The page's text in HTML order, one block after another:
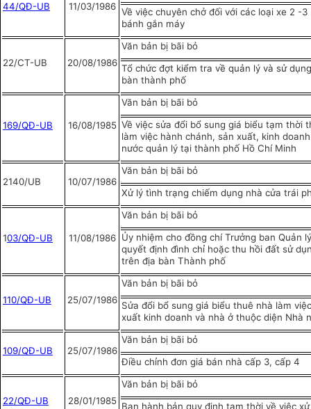
44/QĐ-UB 11/03/1986 Về việc chuyên chở đối với các loại xe 2 -
bánh gắn máy
22/CT-UB 20/08/1986
Văn bản bị bãi bỏ
Tổ chức đợt kiểm tra về quản lý và sử
bàn thành phố
169/QĐ-UB 16/08/1985
Văn bản bị bãi bỏ
Về việc sửa đổi bổ sung giá biểu tạm thời
làm việc hành chánh, sản xuất, kinh
nước quản lý tại thành phố Hồ Chí Minh
2140/UB 10/07/1986
Văn bản bị bãi bỏ
Xử lý tình trạng chiếm dụng nhà cửa trái
103/QĐ-UB 11/08/1986
Văn bản bị bãi bỏ
Ủy nhiệm cho đồng chí Trưởng ban Quản
quyết định đình chỉ hoặc thu hồi đất sử
trên địa bàn Thành phố
110/QĐ-UB 25/07/1986
Văn bản bị bãi bỏ
Sửa đổi bổ sung giá biểu thuê nhà làm
xuất kinh doanh và nhà ở thuộc diện Nhà
109/QĐ-UB 25/07/1986
Văn bản bị bãi bỏ
Điều chỉnh đơn giá bán nhà cấp 3, cấp 4
22/QĐ-UB 28/01/1985
Văn bản bị bãi bỏ
Ban hành bản quy định tạm thời về việc